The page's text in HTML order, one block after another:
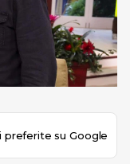
preferite su Google